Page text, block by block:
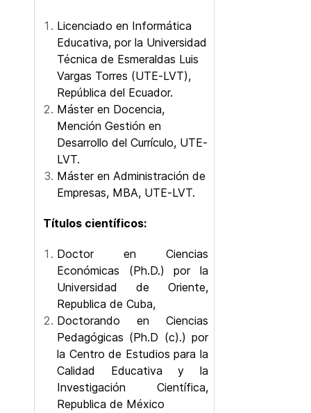
Licenciado en Informática
Educativa, por la Universidad
Técnica de Esmeraldas Luis
Vargas Torres (UTE-LVT),
República del Ecuador.
Máster en Docencia,
Mención Gestión en
Desarrollo del Currículo, UTE-
LVT.
Máster en Administración de
Empresas, MBA, UTE-LVT.
Títulos científicos:
Doctor en Ciencias
Económicas (Ph.D.) por la
Universidad de Oriente,
Republica de Cuba,
Doctorando en Ciencias
Pedagógicas (Ph.D (c).) por
la Centro de Estudios para la
Calidad Educativa y la
Investigación Científica,
Republica de México